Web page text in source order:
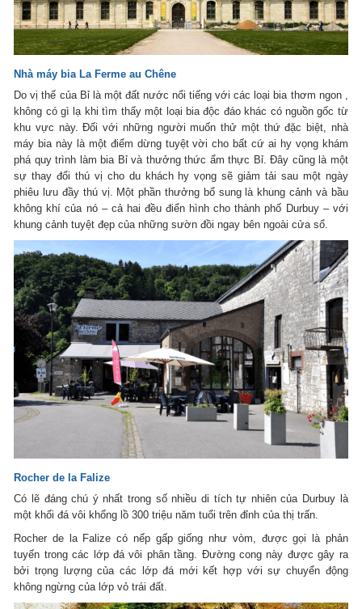
Nhà máy bia La Ferme au Chêne
Do vị thế của Bỉ là một đất nước nổi tiếng với các loại bia thơm ngon ,
không có gì lạ khi tìm thấy một loại bia độc đáo khác có nguồn gốc từ
khu vực này. Đối với những người muốn thử một thứ đặc biệt, nhà
máy bia này là một điểm dừng tuyệt vời cho bất cứ ai hy vọng khám
phá quy trình làm bia Bỉ và thưởng thức ẩm thực Bỉ. Đây cũng là một
sự thay đổi thú vị cho du khách hy vọng sẽ giảm tải sau một ngày
phiêu lưu đầy thú vị. Một phần thưởng bổ sung là khung cảnh và bầu
không khí của nó – cả hai đều điển hình cho thành phố Durbuy – với
khung cảnh tuyệt đẹp của những sườn đồi ngay bên ngoài cửa sổ.
Rocher de la Falize
Có lẽ đáng chú ý nhất trong số nhiều di tích tự nhiên của Durbuy là
một khối đá vôi khổng lồ 300 triệu năm tuổi trên đỉnh của thị trấn.
Rocher de la Falize có nếp gấp giống như vòm, được gọi là phản
tuyến trong các lớp đá vôi phân tầng. Đường cong này được gây ra
bởi trọng lượng của các lớp đá mới kết hợp với sự chuyển động
không ngừng của lớp vỏ trái đất.